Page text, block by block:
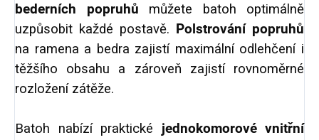
bederních popruhů můžete batoh optimálně
uzpůsobit každé postavě. Polstrování popruhů
na ramena a bedra zajistí maximální odlehčení i
těžšího obsahu a zároveň zajistí rovnoměrné
rozložení zátěže.
Batoh nabízí praktické jednokomorové vnitřní